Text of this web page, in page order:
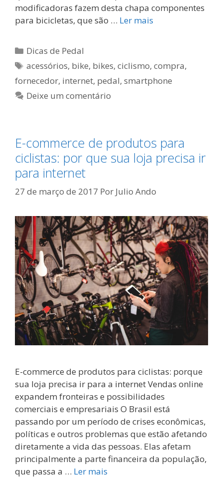
modificadoras fazem desta chapa componentes
para bicicletas, que são … Ler mais
Categorias
Dicas de Pedal
Tags
acessórios, bike, bikes,ciclismo,compra,
fornecedor, internet, pedal, smartphone
Deixe um comentário
E-commerce de produtos para
ciclistas: por que sua loja precisa ir
para internet
27 de março de 2017 Por Julio Ando
E-commerce de produtos para ciclistas: porque
sua loja precisa ir para a internet Vendas online
expandem fronteiras e possibilidades
comerciais e empresariais O Brasil está
passando por um período de crises econômicas,
políticas e outros problemas que estão afetando
diretamente a vida das pessoas. Elas afetam
principalmente a parte financeira da população,
que passa a … Ler mais